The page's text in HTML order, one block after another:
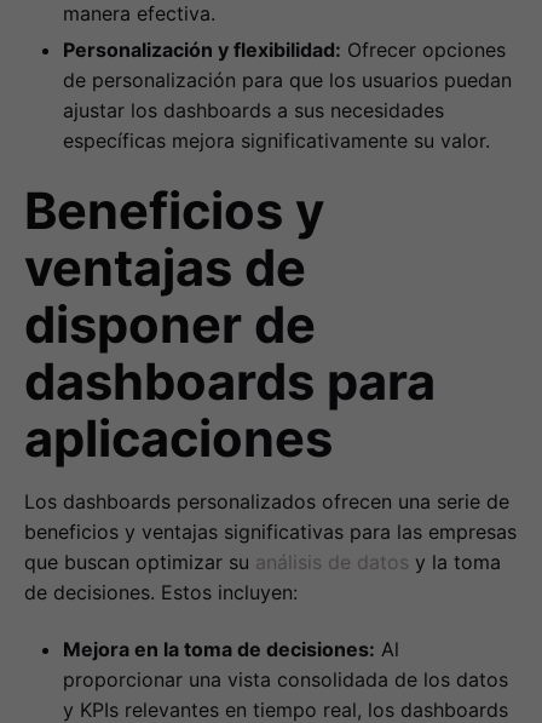
manera efectiva.
Personalización y flexibilidad: Ofrecer opciones
de personalización para que los usuarios puedan
ajustar los dashboards a sus necesidades
específicas mejora significativamente su valor.
Beneficios y
ventajas de
disponer de
dashboards para
aplicaciones
Los dashboards personalizados ofrecen una serie de
beneficios y ventajas significativas para las empresas
que buscan optimizar su análisis de datos y la toma
de decisiones. Estos incluyen:
Mejora en la toma de decisiones: Al
proporcionar una vista consolidada de los datos
y KPIs relevantes en tiempo real, los dashboards